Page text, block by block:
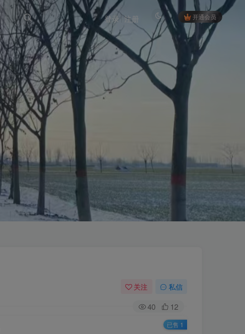
开通会员
登录 注册
关注 私信
40 12
已售 1